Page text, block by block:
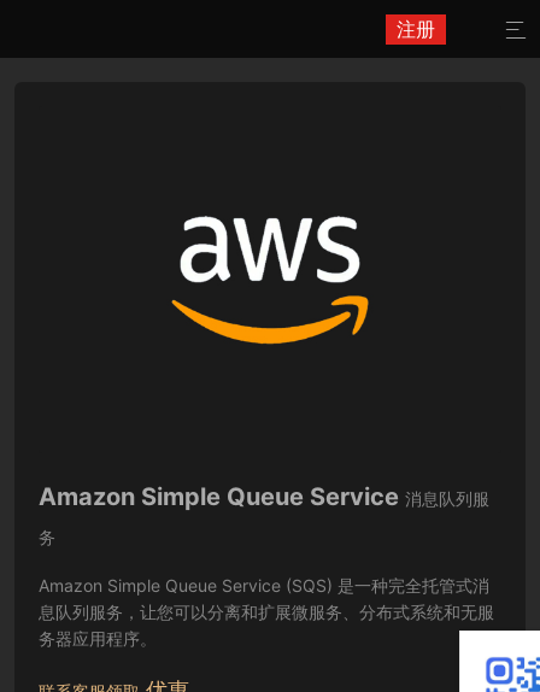
注册 
Amazon Simple Queue Service 消息队列服
务
Amazon Simple Queue Service (SQS) 是一种完全托管式消
息队列服务，让您可以分离和扩展微服务、分布式系统和无服
务器应用程序。